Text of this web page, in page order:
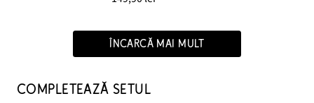
ÎNCARCĂ MAI MULT
COMPLETEAZĂ SETUL